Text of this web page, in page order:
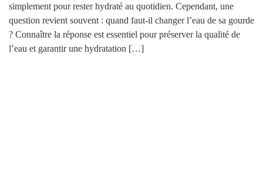
simplement pour rester hydraté au quotidien. Cependant, une
question revient souvent : quand faut-il changer l’eau de sa gourde
? Connaître la réponse est essentiel pour préserver la qualité de
l’eau et garantir une hydratation […]